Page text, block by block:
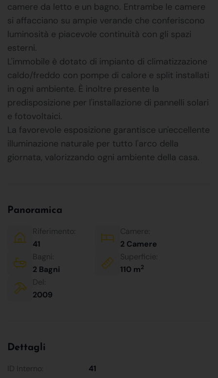
camere da letto e un bagno. Entrambe le camere
si affacciano su ampie verande che conferiscono
luminosità e piacevole continuità con gli spazi
esterni.
L'immobile è dotato di impianto di climatizzazione
caldo/freddo con pompe di calore e split installati
in ogni ambiente. È inoltre presente la
predisposizione per l'installazione di pannelli solari
e fotovoltaici.
La favorevole esposizione garantisce un'eccellente
illuminazione naturale per tutto l'arco della
giornata, valorizzando ogni ambiente della casa.
Panoramica
Riferimento:
41
Camere:
2 Camere
Bagni:
2 Bagni
Superficie:
110 m2
Del:
2009
Dettagli
ID Interno: 41